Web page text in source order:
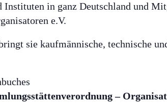
Instituten in ganz Deutschland und
e.V.
sie kaufmännische, technische
–